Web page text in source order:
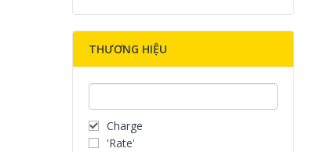
THƯƠNG HIỆU
Charge
'Rate'